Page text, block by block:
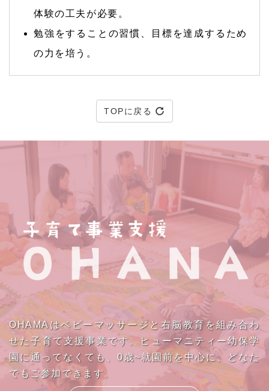
体験の工夫が必要。
勉強をすることの習慣、目標を達成するため
の力を培う。
TOPに戻る
OHAMAはベビーマッサージと右脳教育を組み合わ
せた子育て支援事業です。ヒューマニティー幼保学
園に通ってなくても、0歳~就園前を中心に、どなた
でもご参加できます。